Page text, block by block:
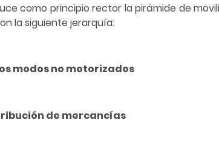
como principio rector la pirámide de
la siguiente jerarquía:
modos no motorizados
de mercancías